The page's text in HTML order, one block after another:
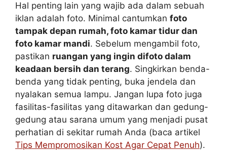
Hal penting lain yang wajib ada dalam sebuah
iklan adalah foto. Minimal cantumkan foto
tampak depan rumah, foto kamar tidur dan
foto kamar mandi. Sebelum mengambil foto,
pastikan ruangan yang ingin difoto dalam
keadaan bersih dan terang. Singkirkan benda-
benda yang tidak penting, buka jendela dan
nyalakan semua lampu. Jangan lupa foto juga
fasilitas-fasilitas yang ditawarkan dan gedung-
gedung atau sarana umum yang menjadi pusat
perhatian di sekitar rumah Anda (baca artikel
Tips Mempromosikan Kost Agar Cepat Penuh).